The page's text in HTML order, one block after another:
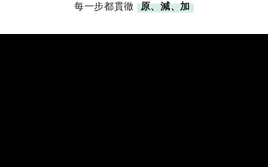
每一步都貫徹 原、減、加